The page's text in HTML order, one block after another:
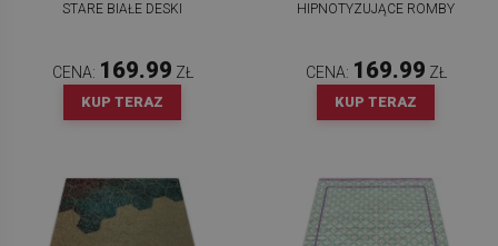
STARE BIAŁE DESKI
CENA: 169.99 ZŁ
KUP TERAZ
HIPNOTYZUJĄCE ROMBY
CENA: 169.99 ZŁ
KUP TERAZ